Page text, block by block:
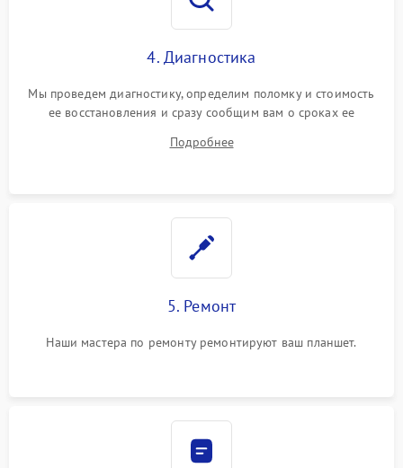
4. Диагностика
Мы проведем диагностику, определим поломку и стоимость
ее восстановления и сразу сообщим вам о сроках ее
Подробнее
5. Ремонт
Наши мастера по ремонту ремонтируют ваш планшет.